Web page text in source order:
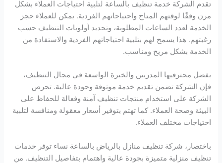
تقدم الشركة خدمة تنظيف بالساعة لتلبية احتياجات العملاء بشكل
مرن وفقًا لوقتهم المتاح واحتياجاتهم الفردية. يمكن للعملاء حجز
الخدمة لعدد الساعات المطلوبة، وتحديد أولويات التنظيف حسب
رغبتهم. هذا يسمح لهم بتلبية احتياجاتهم الفردية والاستفادة من
الخدمة بشكل مريح ومناسب.
بفضل محترفيها المدربين والخبرة الواسعة في مجال التنظيف،
فإن الشركة تضمن تقديم خدمة موثوقة وجودة عالية. تحرص
الشركة على استخدام منتجات تنظيف آمنة وفعالة للحفاظ على
البيئة وصحة العملاء. كما تهتم بتوفير أسعار معقولة ومنافسة لتلبية
احتياجات مختلف العملاء.
باختصار، شركة تنظيف منازل بالرياض بالساعة نساء توفر خدمات
تنظيف منزلية متميزة بجودة عالية واهتمام بتفاصيل التنظيف. من